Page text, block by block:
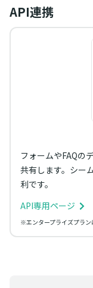
API連携
フォームやFAQの
共有します。シー
利です。
API専用ページ
※エンタープライズプラン